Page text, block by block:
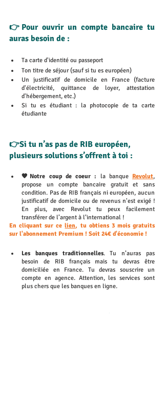
👉Pour ouvrir un compte bancaire tu
auras besoin de :
Ta carte d'identité ou passeport
Ton titre de séjour (sauf si tu es européen)
Un justificatif de domicile en France (facture
d'électricité, quittance de loyer, attestation
d'hébergement, etc.)
Si tu es étudiant : la photocopie de ta carte
étudiante
👉Si tu n’as pas de RIB européen,
plusieurs solutions s’offrent à toi :
🧡Notre coup de coeur : la banque Revolut,
propose un compte bancaire gratuit et sans
condition. Pas de RIB français ni européen, aucun
justificatif de domicile ou de revenus n'est exigé !
En plus, avec Revolut tu peux facilement
transférer de l’argent à l’international !
En cliquant sur ce lien, tu obtiens 3 mois gratuits
sur l'abonnement Premium ! Soit 24€ d'économie !
Les banques traditionnelles. Tu n’auras pas
besoin de RIB français mais tu devras être
domiciliée en France. Tu devras souscrire un
compte en agence. Attention, les services sont
plus chers que les banques en ligne.
👉Si tu as un RIB européen, tu peux